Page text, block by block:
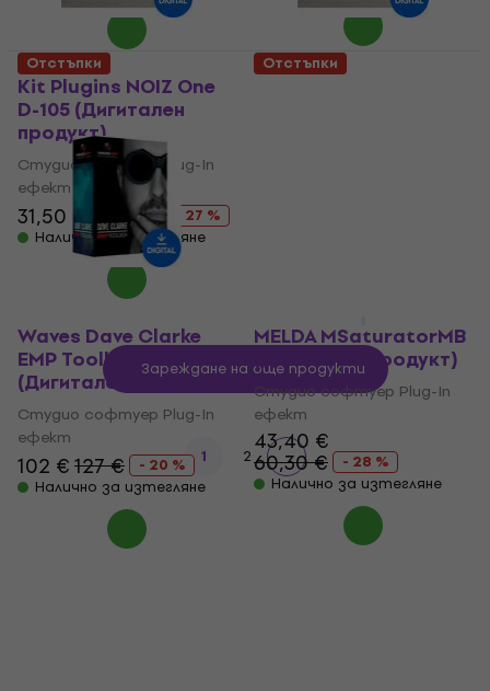
Kit Plugins NOIZ One
D-105 (Дигитален
продукт)
Студио софтуер Plug-In
ефект
31,50 €43,10 €
- 27 %
Налично за изтегляне
Отстъпки
Waves Dave Clarke
EMP Toolbox
(Дигитален продукт)
Студио софтуер Plug-In
ефект
102 €127 €
- 20 %
Налично за изтегляне
Отстъпки
MELDA MSaturatorMB
(Дигитален продукт)
Студио софтуер Plug-In
ефект
43,40 €
60,30 €
- 28 %
Налично за изтегляне
Зареждане на още продукти
1 2